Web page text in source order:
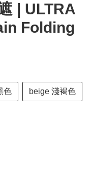
| ULTRA
Folding
色 beige 淺褐色